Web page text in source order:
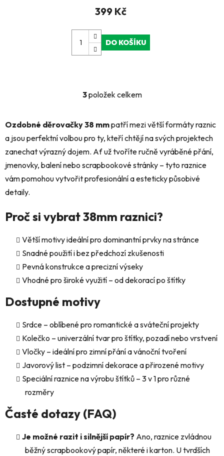
399 Kč
DO KOŠÍKU
O
l
á
d
a
c
í
k
v
ý
p
s
3položek celkem
Ozdobné děrovačky 38 mmpatří mezi větší formáty raznic
a jsou perfektní volbou pro ty, kteří chtějí na svých projektech
zanechat výrazný dojem. Ať už tvoříte ručně vyráběné přání,
jmenovky, balení nebo scrapbookové stránky – tyto raznice
vám pomohou vytvořit profesionální a esteticky působivé
detaily.
Proč si vybrat 38mm raznici?
Větší motivy ideální pro dominantní prvky na stránce
Snadné použití i bez předchozí zkušenosti
Pevná konstrukce a precizní výseky
Vhodné pro široké využití – od dekorací po štítky
Dostupné motivy
Srdce – oblíbené pro romantické a sváteční projekty
Kolečko – univerzální tvar pro štítky, pozadí nebo vrstvení
Vločky – ideální pro zimní přání a vánoční tvoření
Javorový list – podzimní dekorace a přirozené motivy
Speciální raznice na výrobu štítků – 3 v 1 pro různé
rozměry
Časté dotazy (FAQ)
Je možné razit i silnější papír? Ano, raznice zvládnou
běžný scrapbookový papír, některé i karton. U tvrdších